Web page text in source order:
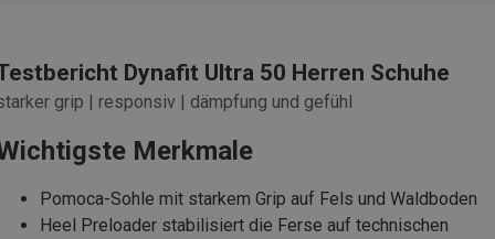
Dynafit Ultra 50 Herren Schuhe
grip | responsiv | dämpfung und gefühl
Merkmale
Pomoca-Sohle mit starkem Grip auf Fels und Waldboden
Heel Preloader stabilisiert die Ferse auf technischen